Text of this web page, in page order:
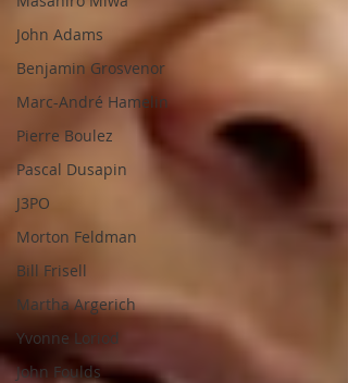
John Adams
Benjamin Grosvenor
Marc-André Hamelin
Pierre Boulez
Pascal Dusapin
J3PO
Morton Feldman
Bill Frisell
Martha Argerich
Yvonne Loriod
John Foulds